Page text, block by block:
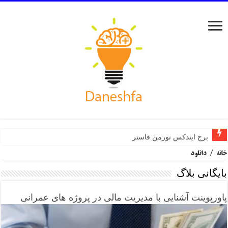
برج ایندکس نورمن فاستر
خانه / دانلود
بایگانی بلاگ
پاورپوینت آشنایی با مدیریت مالی در پروژه های عمرانی